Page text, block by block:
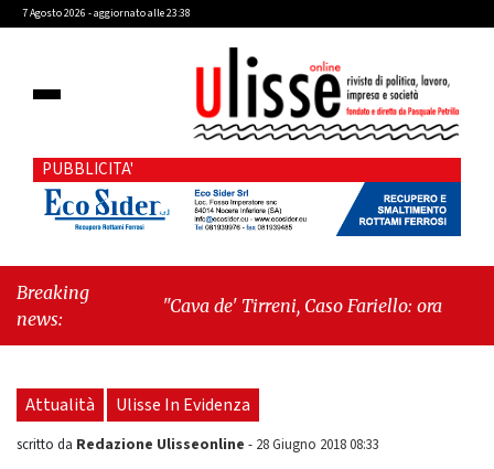
7 Agosto 2026 - aggiornato alle 23:38
PUBBLICITA'
Breaking
news:
"Cava de' Tirreni, Caso Fariello: ora torniamo ai
Attualità Ulisse In Evidenza
scritto da Redazione Ulisseonline - 28 Giugno 2018 08:33